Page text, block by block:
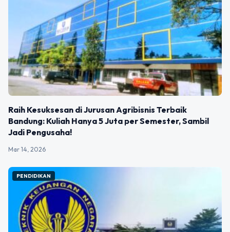
Raih Kesuksesan di Jurusan Agribisnis Terbaik
Bandung: Kuliah Hanya 5 Juta per Semester, Sambil
Jadi Pengusaha!
Mar 14, 2026
PENDIDIKAN